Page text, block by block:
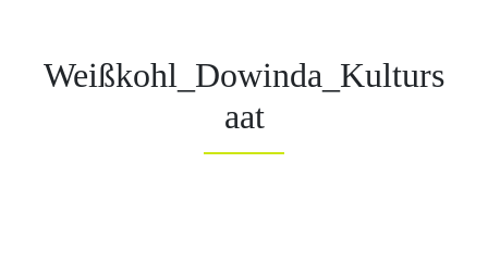
Weißkohl_Dowinda_Kulturs
aat